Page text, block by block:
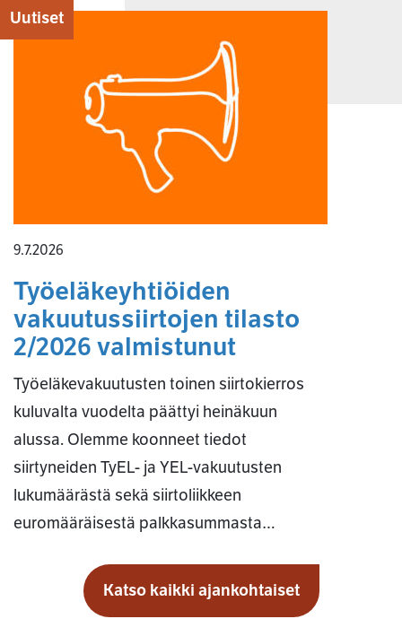
Uutiset
9.7.2026
Työeläkeyhtiöiden
vakuutussiirtojen tilasto
2/2026 valmistunut
Työeläkevakuutusten toinen siirtokierros
kuluvalta vuodelta päättyi heinäkuun
alussa. Olemme koonneet tiedot
siirtyneiden TyEL- ja YEL-vakuutusten
lukumäärästä sekä siirtoliikkeen
euromääräisestä palkkasummasta…
Katso kaikki ajankohtaiset